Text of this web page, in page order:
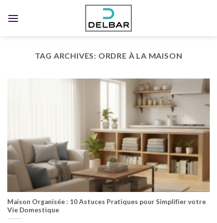
TAG ARCHIVES: ORDRE À LA MAISON
Maison Organisée : 10 Astuces Pratiques pour Simplifier votre
Vie Domestique